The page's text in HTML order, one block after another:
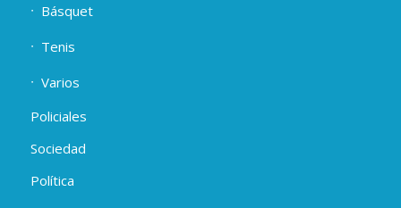
Básquet
Tenis
Varios
Policiales
Sociedad
Política